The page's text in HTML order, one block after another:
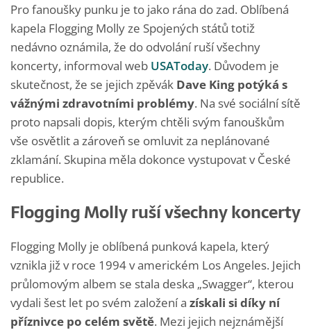
Pro fanoušky punku je to jako rána do zad. Oblíbená
kapela Flogging Molly ze Spojených států totiž
nedávno oznámila, že do odvolání ruší všechny
koncerty, informoval web USAToday. Důvodem je
skutečnost, že se jejich zpěvák Dave King potýká s
vážnými zdravotními problémy. Na své sociální sítě
proto napsali dopis, kterým chtěli svým fanouškům
vše osvětlit a zároveň se omluvit za neplánované
zklamání. Skupina měla dokonce vystupovat v České
republice.
Flogging Molly ruší všechny koncerty
Flogging Molly je oblíbená punková kapela, který
vznikla již v roce 1994 v americkém Los Angeles. Jejich
průlomovým albem se stala deska „Swagger“, kterou
vydali šest let po svém založení a získali si díky ní
příznivce po celém světě. Mezi jejich nejznámější